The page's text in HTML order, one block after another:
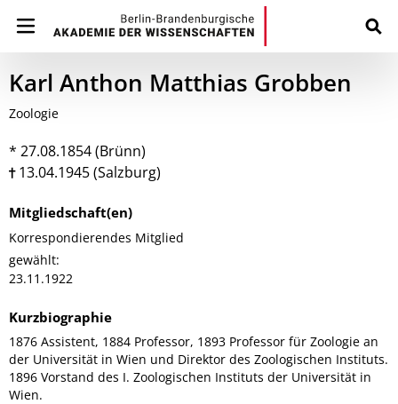
Karl Anthon Matthias Grobben
Zoologie
* 27.08.1854 (Brünn)
13.04.1945 (Salzburg)
Mitgliedschaft(en)
Korrespondierendes Mitglied
gewählt:
23.11.1922
Kurzbiographie
1876 Assistent, 1884 Professor, 1893 Professor für Zoologie an
der Universität in Wien und Direktor des Zoologischen Instituts.
1896 Vorstand des I. Zoologischen Instituts der Universität in
Wien.